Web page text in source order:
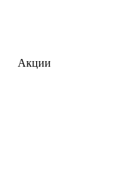
Акции